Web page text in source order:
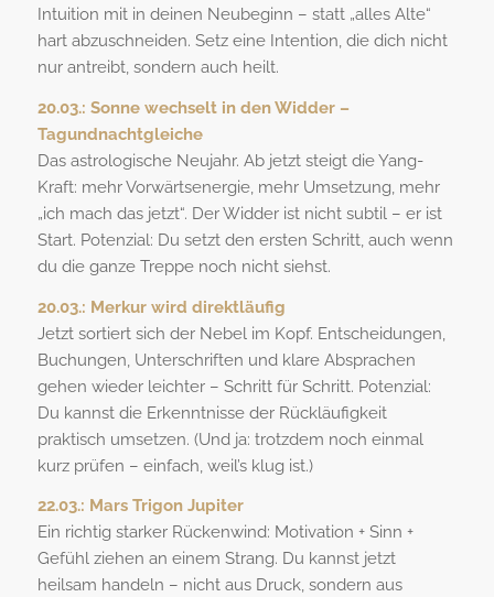
Intuition mit in deinen Neubeginn – statt „alles Alte“
hart abzuschneiden. Setz eine Intention, die dich nicht
nur antreibt, sondern auch heilt.
20.03.: Sonne wechselt in den Widder –
Tagundnachtgleiche
Das astrologische Neujahr. Ab jetzt steigt die Yang-
Kraft: mehr Vorwärtsenergie, mehr Umsetzung, mehr
„ich mach das jetzt“. Der Widder ist nicht subtil – er ist
Start. Potenzial: Du setzt den ersten Schritt, auch wenn
du die ganze Treppe noch nicht siehst.
20.03.: Merkur wird direktläufig
Jetzt sortiert sich der Nebel im Kopf. Entscheidungen,
Buchungen, Unterschriften und klare Absprachen
gehen wieder leichter – Schritt für Schritt. Potenzial:
Du kannst die Erkenntnisse der Rückläufigkeit
praktisch umsetzen. (Und ja: trotzdem noch einmal
kurz prüfen – einfach, weil’s klug ist.)
22.03.: Mars Trigon Jupiter
Ein richtig starker Rückenwind: Motivation + Sinn +
Gefühl ziehen an einem Strang. Du kannst jetzt
heilsam handeln – nicht aus Druck, sondern aus